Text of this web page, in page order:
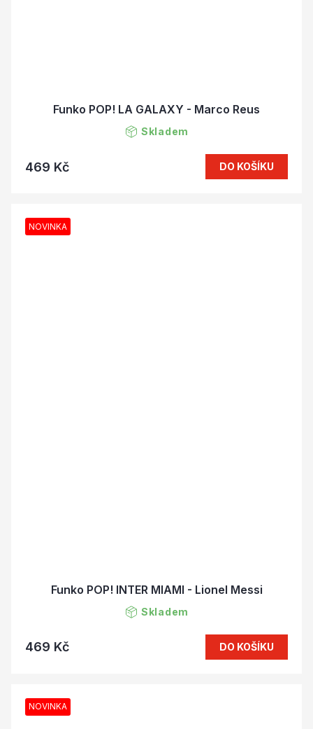
Funko POP! LA GALAXY - Marco Reus
Skladem
469 Kč DO KOŠÍKU
NOVINKA
Funko POP! INTER MIAMI - Lionel Messi
Skladem
469 Kč DO KOŠÍKU
NOVINKA